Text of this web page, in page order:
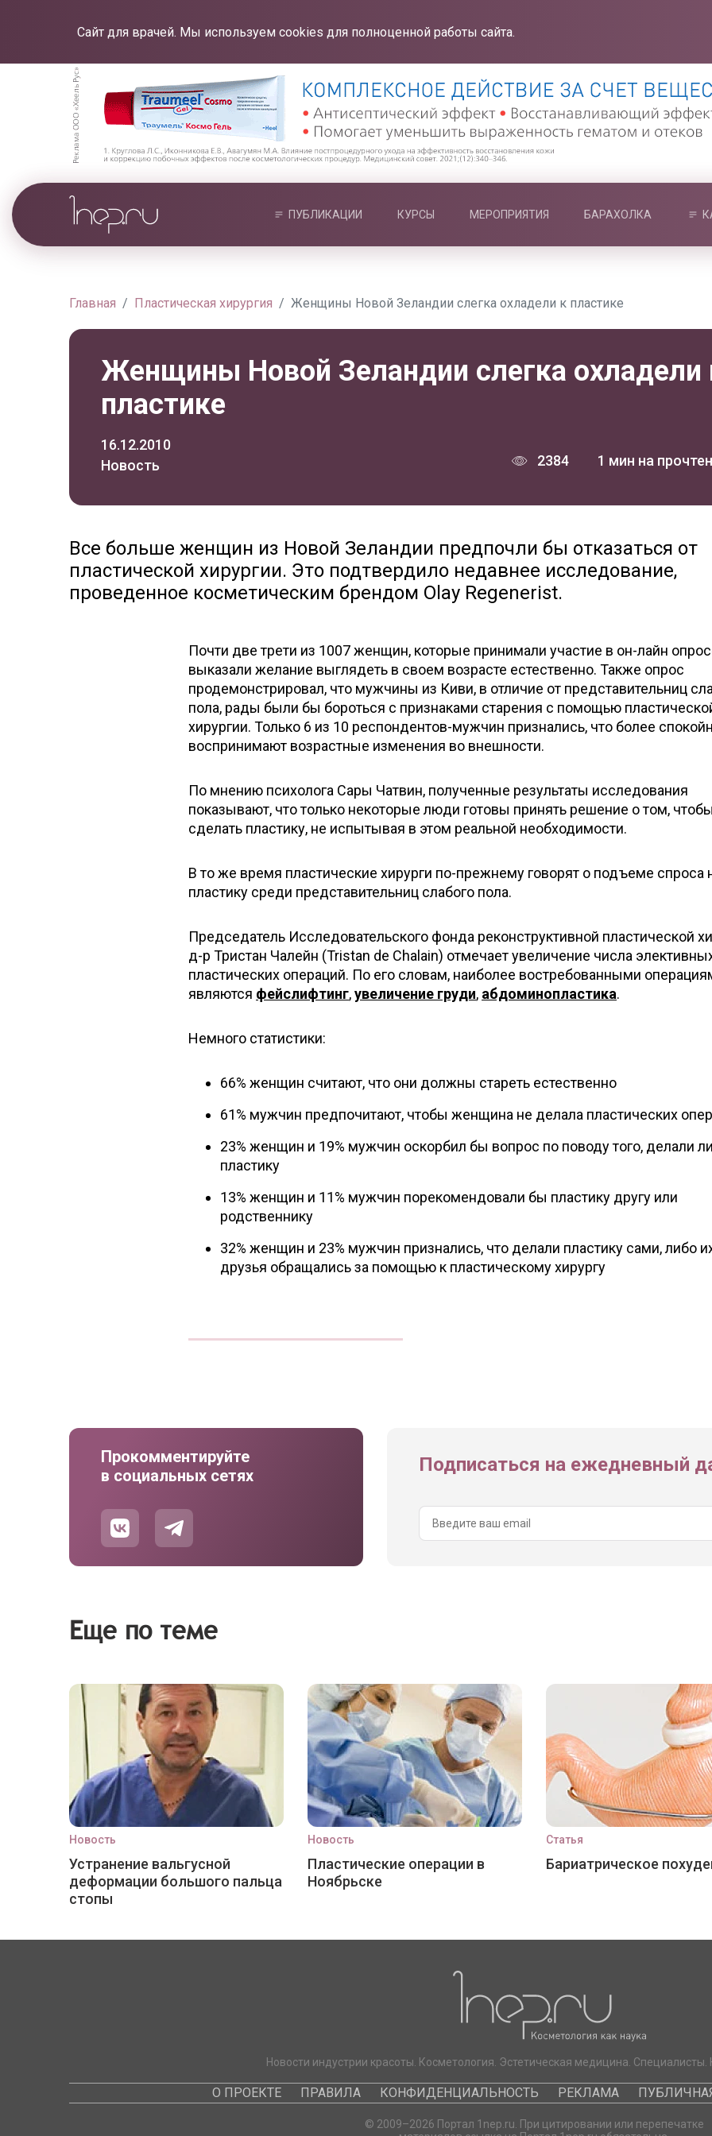
Сайт для врачей. Мы используем cookies для полноценной работы сайта.
ПУБЛИКАЦИИ КУРСЫ МЕРОПРИЯТИЯ БАРАХОЛКА
Главная Пластическая хирургия Женщины Новой Зеландии слегка охладели к пластике
Женщины Новой Зеландии слегка охладели
пластике
16.12.2010
Новость
2384 1 мин на
Все больше женщин из Новой Зеландии предпочли бы отказаться от
пластической хирургии. Это подтвердило недавнее исследование,
проведенное косметическим брендом Olay Regenerist.
Почти две трети из 1007 женщин, которые принимали участие в он-лайн
выказали желание выглядеть в своем возрасте естественно. Также опрос
продемонстрировал, что мужчины из Киви, в отличие от представительниц
пола, рады были бы бороться с признаками старения с помощью
хирургии. Только 6 из 10 респондентов-мужчин признались, что более
воспринимают возрастные изменения во внешности.
По мнению психолога Сары Чатвин, полученные результаты исследования
показывают, что только некоторые люди готовы принять решение о том, чтобы
сделать пластику, не испытывая в этом реальной необходимости.
В то же время пластические хирурги по-прежнему говорят о подъеме спроса
пластику среди представительниц слабого пола.
Председатель Исследовательского фонда реконструктивной пластической
д-р Тристан Чалейн (Tristan de Chalain) отмечает увеличение числа
пластических операций. По его словам, наиболее востребованными
являются фейслифтинг,увеличение груди, абдоминопластика.
Немного статистики:
66% женщин считают, что они должны стареть естественно
61% мужчин предпочитают, чтобы женщина не делала пластических
23% женщин и 19% мужчин оскорбил бы вопрос по поводу того, делали
пластику
13% женщин и 11% мужчин порекомендовали бы пластику другу или
родственнику
32% женщин и 23% мужчин признались, что делали пластику сами, либо
друзья обращались за помощью к пластическому хирургу
Прокомментируйте
в социальных сетях
Подписаться на ежедневный
Еще по теме
Новость
Устранение вальгусной
деформации большого пальца
стопы
Новость
Пластические операции в
Ноябрьске
Статья
Бариатрическое
Новости индустрии красоты. Косметология. Эстетическая медицина. Специалисты.
О ПРОЕКТЕ ПРАВИЛА КОНФИДЕНЦИАЛЬНОСТЬ РЕКЛАМА
© 2009–2026 Портал 1nep.ru. При цитировании или перепечатке